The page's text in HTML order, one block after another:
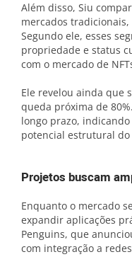
Além disso, Siu
mercados
Segundo ele, esses
propriedade e status
com o mercado de
Ele revelou ainda que
queda próxima de
longo prazo,
potencial estrutural do
Projetos buscam
Enquanto o mercado
expandir aplicações
Penguins, que
com integração a